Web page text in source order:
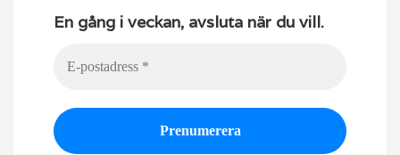
En gång i veckan, avsluta när du vill.